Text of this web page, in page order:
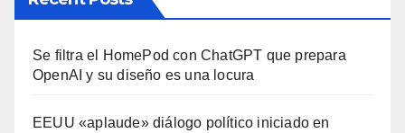
Se filtra el HomePod con ChatGPT que prepara
OpenAI y su diseño es una locura
EEUU «aplaude» diálogo político iniciado en